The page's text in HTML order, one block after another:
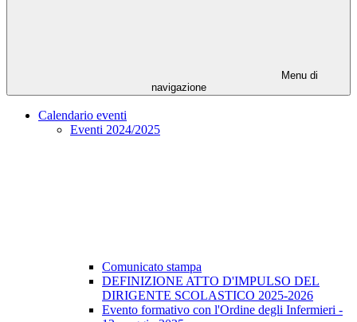
Menu di
navigazione
Calendario eventi
Eventi 2024/2025
Comunicato stampa
DEFINIZIONE ATTO D'IMPULSO DEL
DIRIGENTE SCOLASTICO 2025-2026
Evento formativo con l'Ordine degli Infermieri -